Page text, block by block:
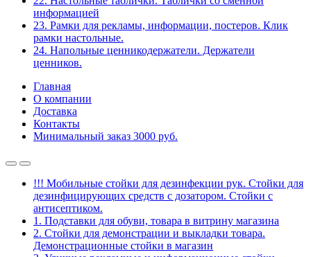
информацией
23. Рамки для рекламы, информации, постеров. Клик
рамки настольные.
24. Напольные ценникодержатели. Держатели
ценников.
Главная
О компании
Доставка
Контакты
Минимальный заказ 3000 руб.
!!! Мобильные стойки для дезинфекции рук. Стойки для
дезинфицирующих средств с дозатором. Стойки с
антисептиком.
1. Подставки для обуви, товара в витрину магазина
2. Стойки для демонстрации и выкладки товара.
Демонстрационные стойки в магазин